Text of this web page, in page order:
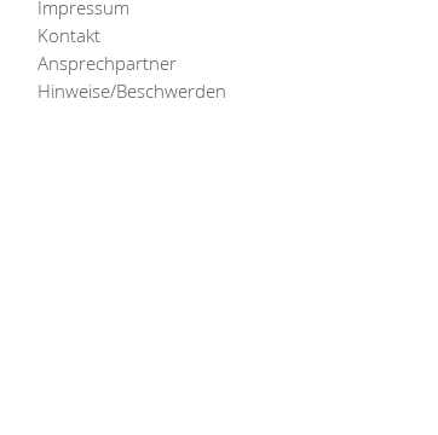
Impressum
Kontakt
Ansprechpartner
Hinweise/Beschwerden